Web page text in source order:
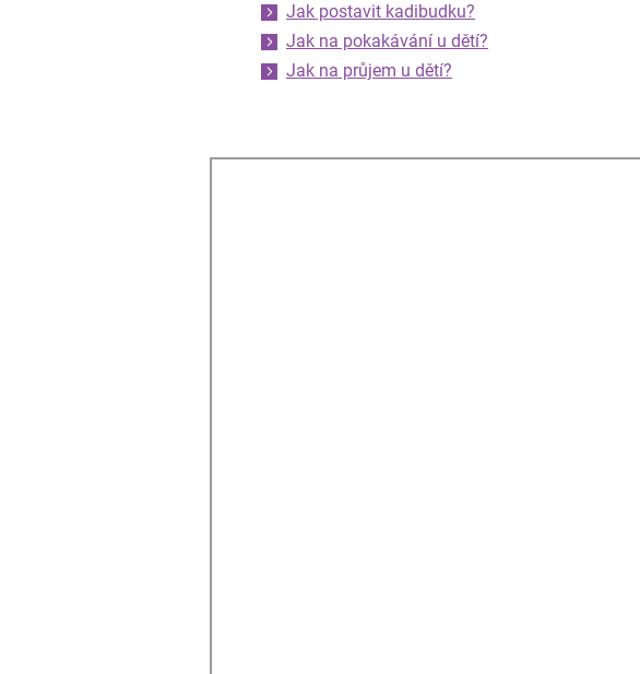
Jak postavit kadibudku?
Jak na pokakávání u dětí?
Jak na průjem u dětí?